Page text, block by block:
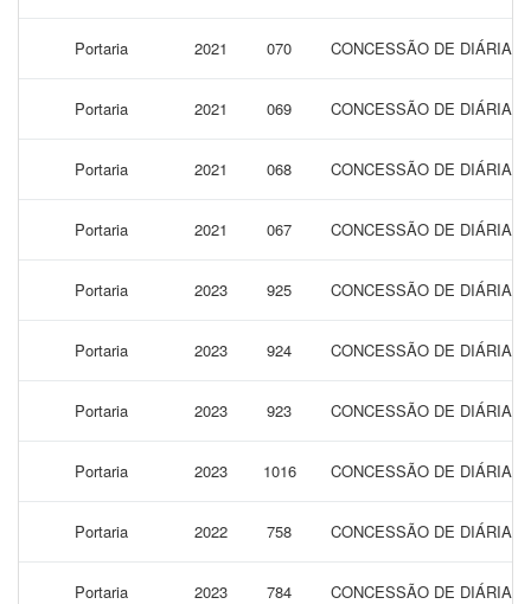
Portaria 2021 070 CONCESSÃO DE DIÁRIAS
Portaria 2021 069 CONCESSÃO DE DIÁRIAS
Portaria 2021 068 CONCESSÃO DE DIÁRIAS
Portaria 2021 067 CONCESSÃO DE DIÁRIAS
Portaria 2023 925 CONCESSÃO DE DIÁRIAS
Portaria 2023 924 CONCESSÃO DE DIÁRIAS
Portaria 2023 923 CONCESSÃO DE DIÁRIAS
Portaria 2023 1016 CONCESSÃO DE DIÁRIAS
Portaria 2022 758 CONCESSÃO DE DIÁRIAS
Portaria 2023 784 CONCESSÃO DE DIÁRIAS